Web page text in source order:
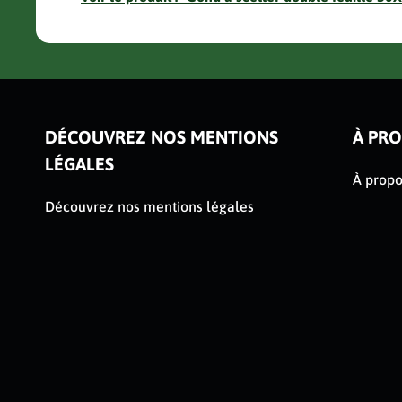
le slider de publications
DÉCOUVREZ NOS MENTIONS
LÉGALES
Découvrez nos mentions légales
À
À